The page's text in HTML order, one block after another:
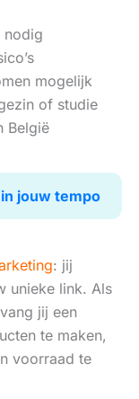
nodig
mogelijk
of studie
België
jouw tempo
: jij
unieke link. Als
jij een
te maken,
voorraad te